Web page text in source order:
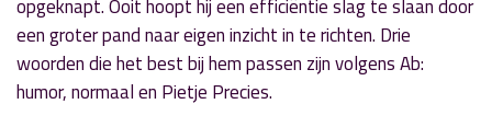
opgeknapt. Ooit hoopt hij een efficiëntie slag te slaan door
een groter pand naar eigen inzicht in te richten. Drie
woorden die het best bij hem passen zijn volgens Ab:
humor, normaal en Pietje Precies.